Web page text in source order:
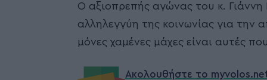
Ο αξιοπρεπής αγώνας του κ.
αλληλεγγύη της κοινωνίας για την
μόνες χαμένες μάχες είναι αυτές
Ακολουθήστε το